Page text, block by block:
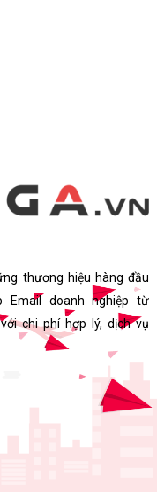
thương hiệu hàng đầu
Email doanh nghiệp từ
chi phí hợp lý, dịch vụ